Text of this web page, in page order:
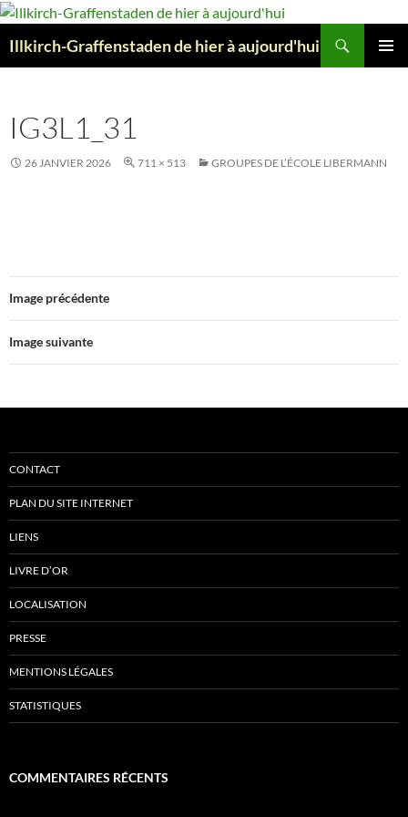
Aller
contenu
Illkirch-Graffenstaden de hier à aujourd'hui
IG3L1_31
26 JANVIER 2026 711 × 513 GROUPES DE L’ÉCOLE LIBERMANN
Image précédente
Image suivante
CONTACT
PLAN DU SITE INTERNET
LIENS
LIVRE D’OR
LOCALISATION
PRESSE
MENTIONS LÉGALES
STATISTIQUES
COMMENTAIRES RÉCENTS